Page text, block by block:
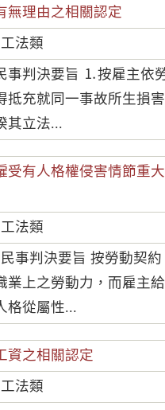
無理由之相關認定
法類
事判決要旨 ⒈按雇主依
抵充就同一事故所生損
其立法...
受有人格權侵害情節重
法類
事判決要旨 按勞動契約
業上之勞動力，而雇主
格從屬性...
資之相關認定
法類